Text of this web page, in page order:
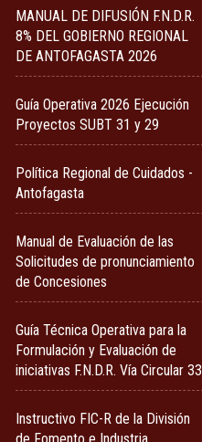
MANUAL DE DIFUSIÓN F.N.D.R.
8% DEL GOBIERNO REGIONAL
DE ANTOFAGASTA 2026
Guía Operativa 2026 Ejecución
Proyectos SUBT 31 y 29
Política Regional de Cuidados -
Antofagasta
Manual de Evaluación de las
Solicitudes de pronunciamiento
de Concesiones
Guía Técnica Operativa para la
Formulación y Evaluación de
iniciativas F.N.D.R. Vía Circular 33
Instructivo FIC-R de la División